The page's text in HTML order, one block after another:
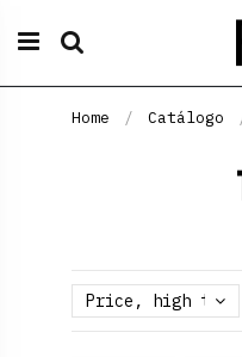
Home Catálogo
Price, high to